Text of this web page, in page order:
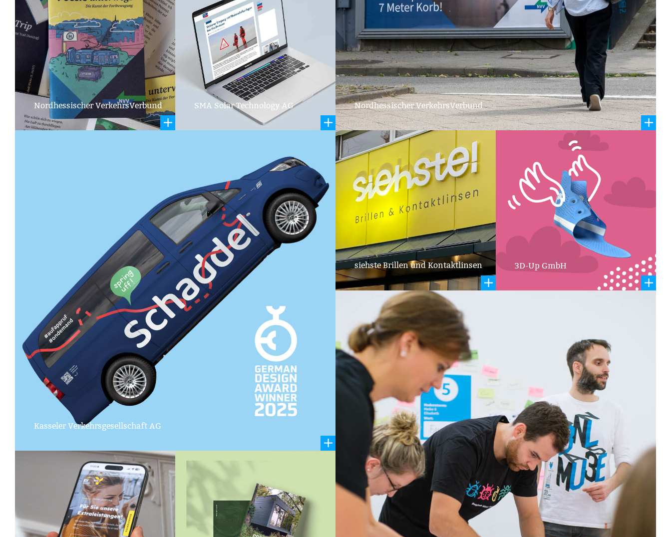
Azubi-Recruiting
Kampagne
Nordhessischer VerkehrsVerbund
Markenkommunikation
SMA Solar Technology AG
Kasseler Verkehrsgesellschaft AG
Nordhessischer VerkehrsVerbund
siehste Brillen und Kontaktlinsen
Markenrelaunch & Social Media
3D-Up GmbH